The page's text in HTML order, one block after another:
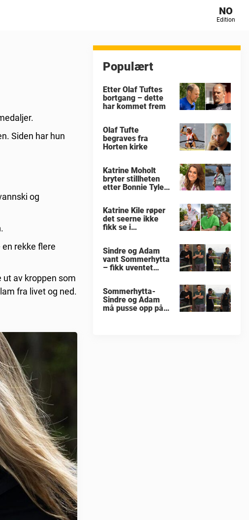
NO
Edition
Siden har hun
og
rekke flere
ut av kroppen som
fra livet og ned.
Populært
Etter Olaf Tuftes
bortgang – dette
har kommet frem
Olaf Tufte
begraves fra
Horten kirke
Katrine Moholt
bryter stillheten
etter Bonnie Tylers
Katrine Kile røper
det seerne ikke
fikk se i
Sindre og Adam
vant Sommerhytta
– fikk uventet
Sommerhytta-
Sindre og Adam
må pusse opp på